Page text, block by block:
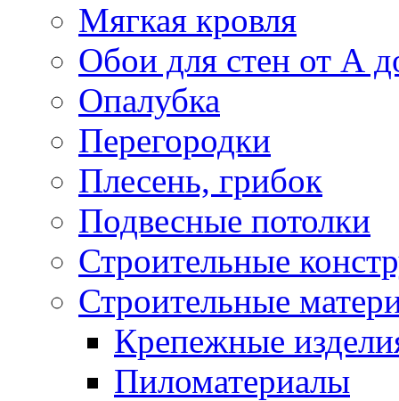
Мягкая кровля
Обои для стен от А
Опалубка
Перегородки
Плесень, грибок
Подвесные потолки
Строительные
Строительные
Крепежные
Пиломатериалы